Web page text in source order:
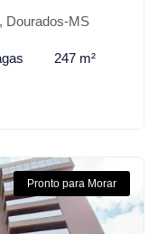
Dourados-MS
247 m²
Pronto para Morar